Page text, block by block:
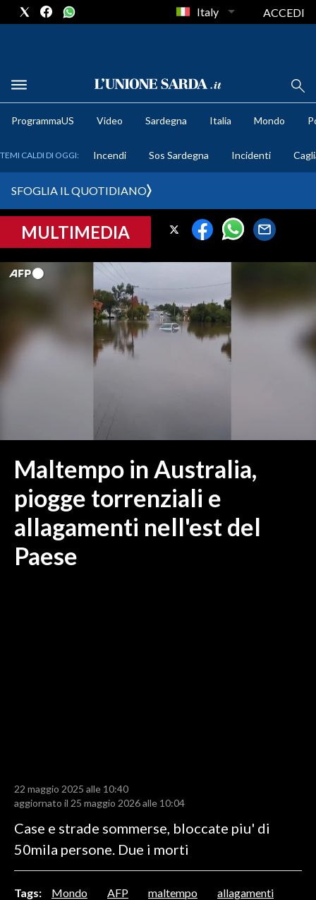
METEO
CRONACA SARDEGNA
PROVINCIA DI CAGLIARI
SULCIS IGLESIENTE
MEDIO CAMPIDANO
ORISTANO E PROVINCIA
SASSARI E PROVINCIA
ITALIA
MONDO
POLITICA
CALCIO
CALCIO REGIONALE
BASKET
VOLLEY
MOTORI
TENNIS
Italy ACCEDI
ProgrammaUS Video Sardegna Italia Mondo
TEMI CALDI DI OGGI: Incendi Sos Sardegna Incidenti
SFOGLIA IL QUOTIDIANO
MULTIMEDIA
Maltempo in Australia,
piogge torrenziali e
allagamenti nell'est del
Paese
22 maggio 2025 alle 10:40
aggiornato il 25 maggio 2026 alle 10:04
Case e strade sommerse, bloccate piu' di
50mila persone. Due i morti
Tags: Mondo AFP maltempo
allagamenti